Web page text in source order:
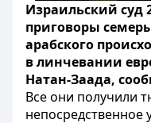
Израильский суд
приговоры
арабского
в линчевании
Натан-Заада,
Все они получили
непосредственное